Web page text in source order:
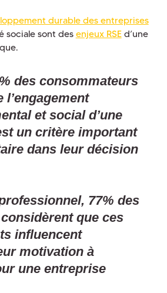
durable des entreprises
sociale sont des enjeux RSEd’une
des consommateurs
l’engagement
et social d’une
un critère important
dans leur décision
77% des
que ces
influencent
motivation à
une entreprise